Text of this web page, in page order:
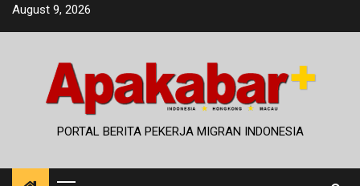
SkipAugust 9, 2026
PORTAL BERITA PEKERJA MIGRAN INDONESIA